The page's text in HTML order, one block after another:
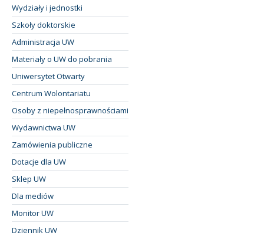
Wydziały i jednostki
Szkoły doktorskie
Administracja UW
Materiały o UW do pobrania
Uniwersytet Otwarty
Centrum Wolontariatu
Osoby z niepełnosprawnościami
Wydawnictwa UW
Zamówienia publiczne
Dotacje dla UW
Sklep UW
Dla mediów
Monitor UW
Dziennik UW